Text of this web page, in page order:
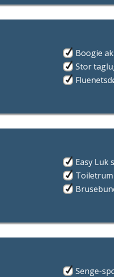
Boogie
Stor
Easy Luk
Toiletrum
Senge-